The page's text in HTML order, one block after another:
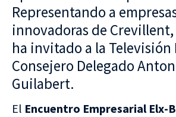
Representando a
innovadoras de Crevillent,
ha invitado a la Televisión
Consejero Delegado
Guilabert.
El Encuentro Empresarial Elx-